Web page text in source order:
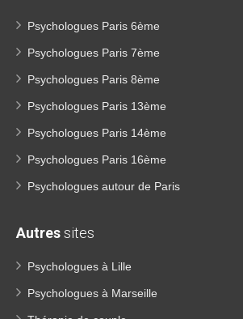
Psychologues Paris 6ème
Psychologues Paris 7ème
Psychologues Paris 8ème
Psychologues Paris 13ème
Psychologues Paris 14ème
Psychologues Paris 16ème
Psychologues autour de Paris
Autressites
Psychologues à Lille
Psychologues à Marseille